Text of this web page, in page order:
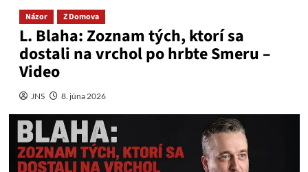
Názor Z Domova
L. Blaha: Zoznam tých, ktorí sa
dostali na vrchol po hrbte Smeru –
Video
JNS 8. júna 2026